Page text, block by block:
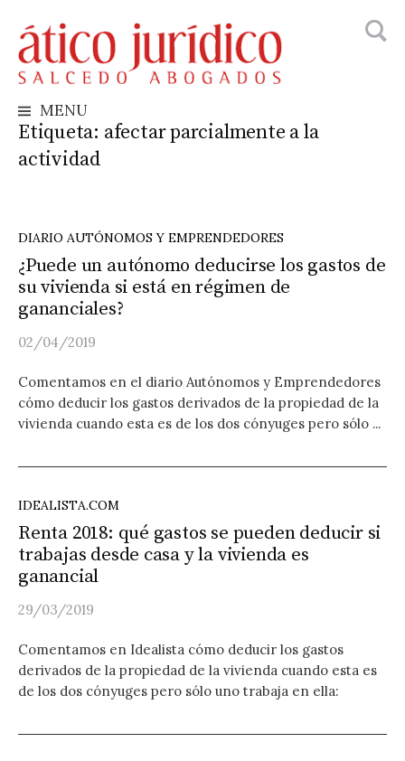
to
content
MENU
Etiqueta: afectar parcialmente a la
actividad
DIARIO AUTÓNOMOS Y EMPRENDEDORES
¿Puede un autónomo deducirse los gastos de
su vivienda si está en régimen de
gananciales?
02/04/2019
Comentamos en el diario Autónomos y Emprendedores
cómo deducir los gastos derivados de la propiedad de la
vivienda cuando esta es de los dos cónyuges pero sólo ...
IDEALISTA.COM
Renta 2018: qué gastos se pueden deducir si
trabajas desde casa y la vivienda es
ganancial
29/03/2019
Comentamos en Idealista cómo deducir los gastos
derivados de la propiedad de la vivienda cuando esta es
de los dos cónyuges pero sólo uno trabaja en ella: